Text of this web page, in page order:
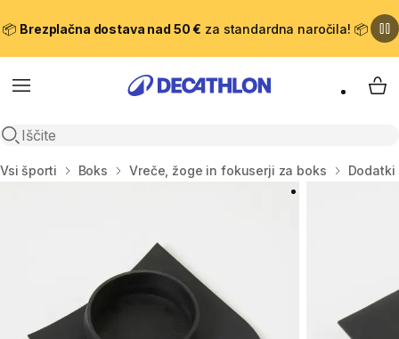
📦 Brezplačna dostava nad 50 € za standardna naročila! 📦
Meni
Odpri iskanje
Domov
Vsi športi Boks Vreče, žoge in fokuserji za boks